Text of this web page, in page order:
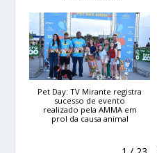
Pet Day: TV Mirante registra
sucesso de evento
realizado pela AMMA em
prol da causa animal